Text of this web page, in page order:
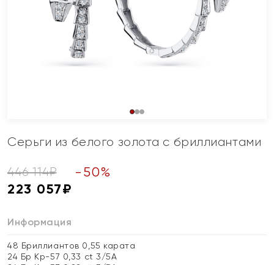
Серьги из белого золота с бриллиантами
446 114₽ - 50%
223 057₽
Информация
48 Бриллиантов 0,55 карата
24 Бр Кр-57 0,33 ct 3/5А